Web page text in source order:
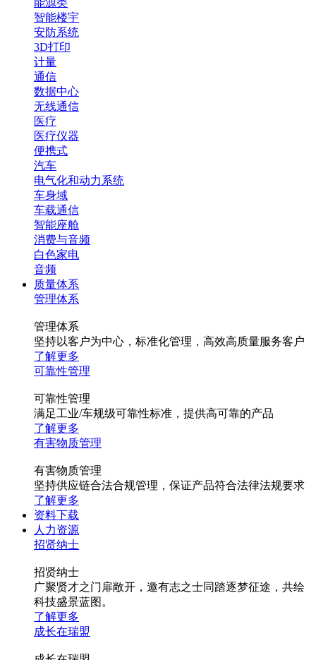
能源类
智能楼宇
安防系统
3D打印
计量
通信
数据中心
无线通信
医疗
医疗仪器
便携式
汽车
电气化和动力系统
车身域
车载通信
智能座舱
消费与音频
白色家电
音频
质量体系
管理体系
管理体系
坚持以客户为中心，标准化管理，高效高质量服务客户
了解更多
可靠性管理
可靠性管理
满足工业/车规级可靠性标准，提供高可靠的产品
了解更多
有害物质管理
有害物质管理
坚持供应链合法合规管理，保证产品符合法律法规要求
了解更多
资料下载
人力资源
招贤纳士
招贤纳士
广聚贤才之门扉敞开，邀有志之士同踏逐梦征途，共绘
科技盛景蓝图。
了解更多
成长在瑞盟